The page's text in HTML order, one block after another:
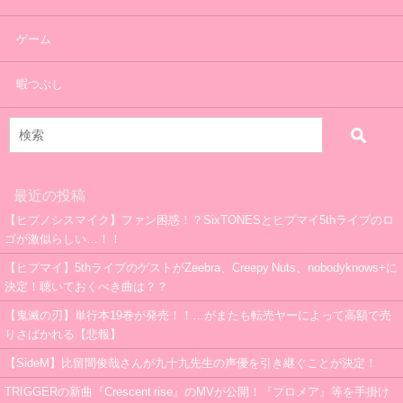
ゲーム
暇つぶし
最近の投稿
【ヒプノシスマイク】ファン困惑！？SixTONESとヒプマイ5thライブのロ
ゴが激似らしい…！！
【ヒプマイ】5thライブのゲストがZeebra、Creepy Nuts、nobodyknows+に
決定！聴いておくべき曲は？？
【鬼滅の刃】単行本19巻が発売！！…がまたも転売ヤーによって高額で売
りさばかれる【悲報】
【SideM】比留間俊哉さんが九十九先生の声優を引き継ぐことが決定！
TRIGGERの新曲『Crescent rise』のMVが公開！『プロメア』等を手掛け